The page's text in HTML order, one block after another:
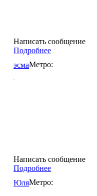
Написать сообщение
Подробнее
эсмаМетро:
Написать сообщение
Подробнее
ЮляМетро: